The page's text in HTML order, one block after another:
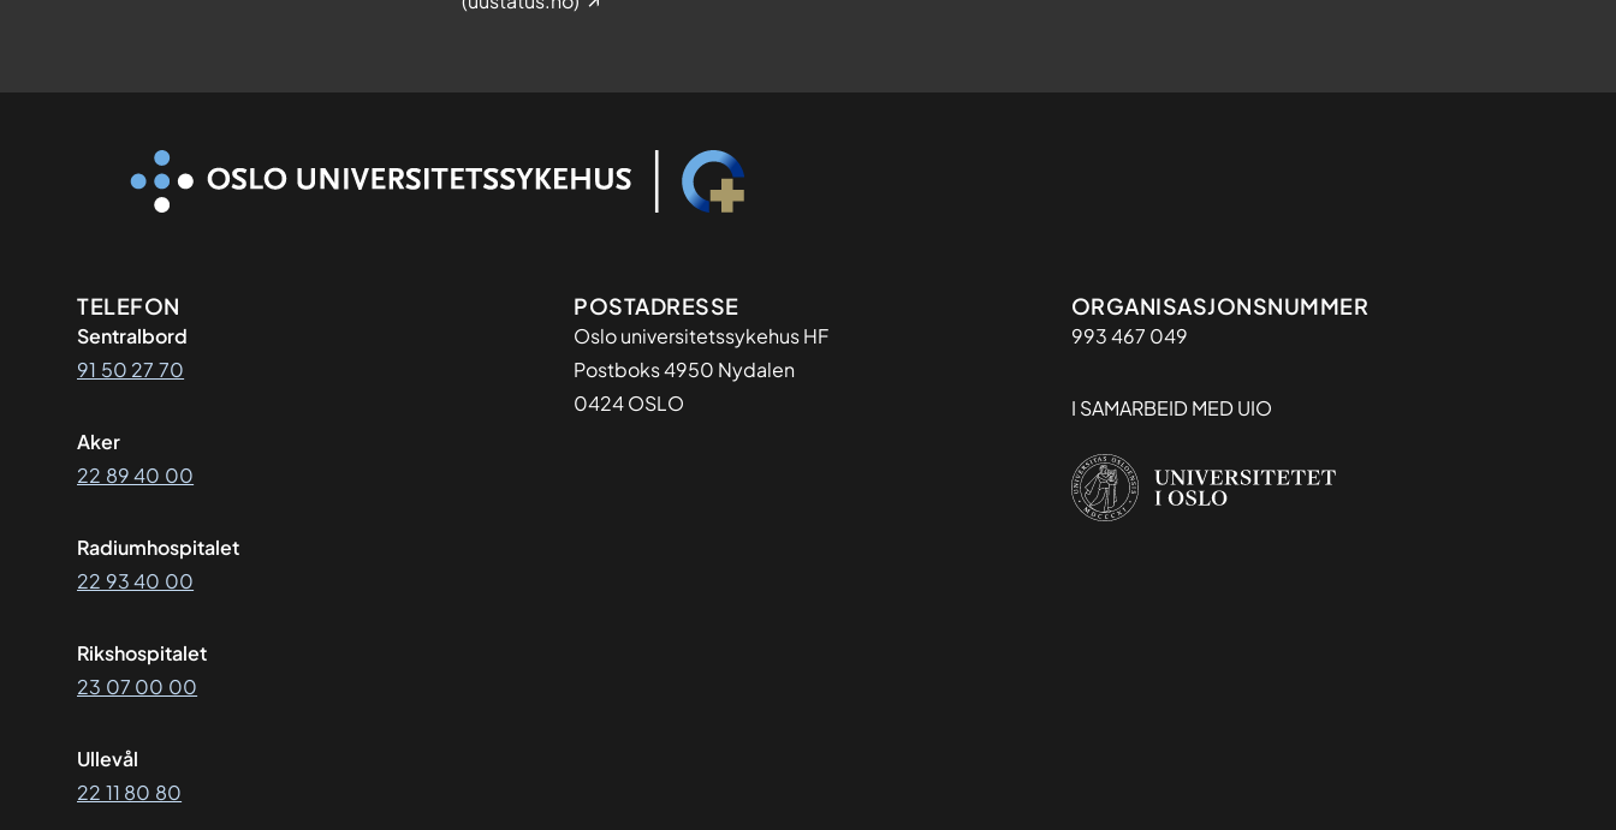
Kontaktinformasjon
TELEFON
Sentralbord
91 50 27 70
Aker
22 89 40 00
Radiumhospitalet
22 93 40 00
Rikshospitalet
23 07 00 00
Ullevål
22 11 80 80
Adresse
POSTADRESSE
Oslo universitetssykehus HF
Postboks 4950 Nydalen
0424 OSLO
Organisasjon
ORGANISASJONSNUMMER
993 467 049
I SAMARBEID MED UIO